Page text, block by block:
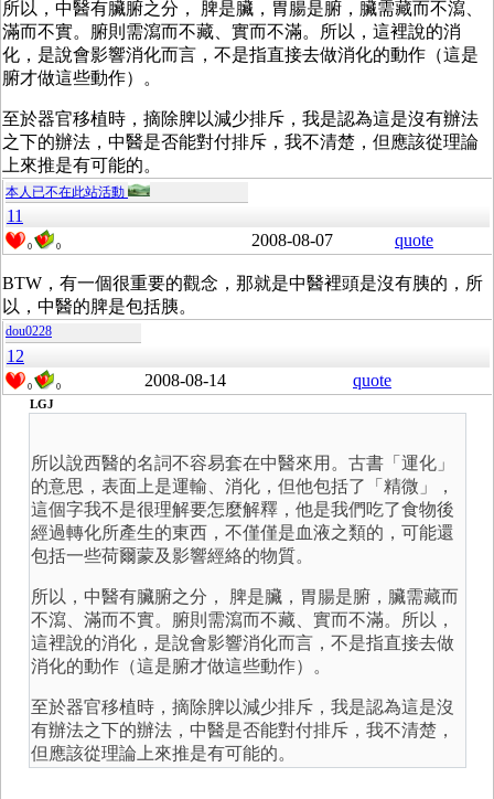
所以，中醫有臟腑之分， 脾是臟，胃腸是腑，臟需藏而不瀉、
滿而不實。腑則需瀉而不藏、實而不滿。所以，這裡說的消
化，是說會影響消化而言，不是指直接去做消化的動作（這是
腑才做這些動作）。
至於器官移植時，摘除脾以減少排斥，我是認為這是沒有辦法
之下的辦法，中醫是否能對付排斥，我不清楚，但應該從理論
上來推是有可能的。
本人已不在此站活動
11
0 0 2008-08-07 quote
BTW，有一個很重要的觀念，那就是中醫裡頭是沒有胰的，所
以，中醫的脾是包括胰。
dou0228
12
0 0 2008-08-14 quote
LGJ
所以說西醫的名詞不容易套在中醫來用。古書「運化」
的意思，表面上是運輸、消化，但他包括了「精微」，
這個字我不是很理解要怎麼解釋，他是我們吃了食物後
經過轉化所產生的東西，不僅僅是血液之類的，可能還
包括一些荷爾蒙及影響經絡的物質。
所以，中醫有臟腑之分， 脾是臟，胃腸是腑，臟需藏而
不瀉、滿而不實。腑則需瀉而不藏、實而不滿。所以，
這裡說的消化，是說會影響消化而言，不是指直接去做
消化的動作（這是腑才做這些動作）。
至於器官移植時，摘除脾以減少排斥，我是認為這是沒
有辦法之下的辦法，中醫是否能對付排斥，我不清楚，
但應該從理論上來推是有可能的。